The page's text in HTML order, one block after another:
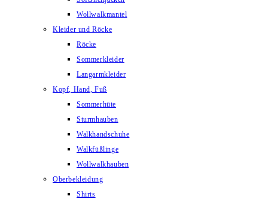
Wollwalkmantel
Kleider und Röcke
Röcke
Sommerkleider
Langarmkleider
Kopf, Hand, Fuß
Sommerhüte
Sturmhauben
Walkhandschuhe
Walkfüßlinge
Wollwalkhauben
Oberbekleidung
Shirts